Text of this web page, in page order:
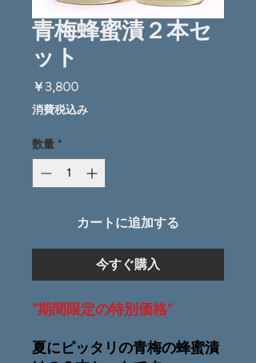
青梅蜂蜜漬２本セ
ット
￥3,800価
格
消費税込み
数量 *
カートに追加する
今すぐ購入
”期間限定の特別価格”
夏にピッタリの青梅の蜂蜜漬